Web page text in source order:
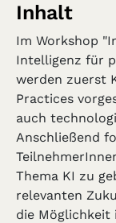
Inhalt
Im Workshop
Intelligenz für
werden zuerst
Practices
auch
Anschließend
Thema KI zu
relevanten
die